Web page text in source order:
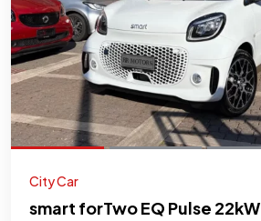
City Car
smart forTwo EQ Pulse 22kW